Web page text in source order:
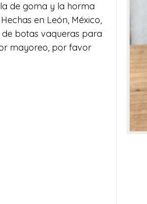
de goma y la horma
en León, México,
botas vaqueras para
mayoreo, por favor